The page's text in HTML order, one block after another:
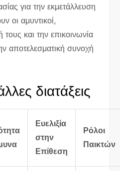
για την εκμετάλλευση
οι αμυντικοί,
και την επικοινωνία
αποτελεσματική συνοχή
διατάξεις
Ευελιξία
στην
Επίθεση
Ρόλοι
Παικτών